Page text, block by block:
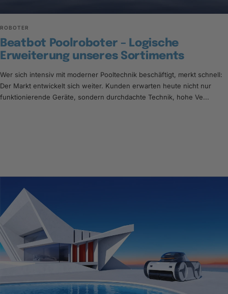
ROBOTER
Beatbot Poolroboter – Logische
Erweiterung unseres Sortiments
Wer sich intensiv mit moderner Pooltechnik beschäftigt, merkt schnell:
Der Markt entwickelt sich weiter. Kunden erwarten heute nicht nur
funktionierende Geräte, sondern durchdachte Technik, hohe Ve...